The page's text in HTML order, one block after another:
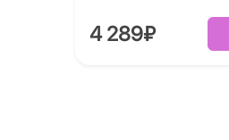
4 289₽